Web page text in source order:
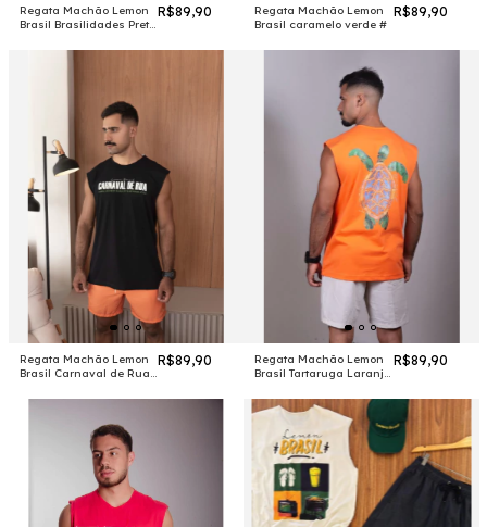
Regata Machão Lemon
Brasil Brasilidades Preta
R$89,90
Regata Machão Lemon
Brasil caramelo verde #
R$89,90
Regata Machão Lemon
Brasil Carnaval de Rua
R$89,90
Regata Machão Lemon
Brasil Tartaruga Laranja
R$89,90